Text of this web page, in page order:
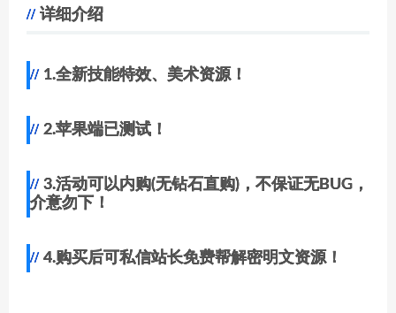
详细介绍
1.全新技能特效、美术资源！
2.苹果端已测试！
3.活动可以内购(无钻石直购)，不保证无BUG，
介意勿下！
4.购买后可私信站长免费帮解密明文资源！